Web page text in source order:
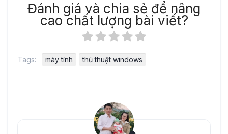
Đánh giá và chia sẻ để nâng
cao chất lượng bài viết?
Tags: máy tính thủ thuật windows